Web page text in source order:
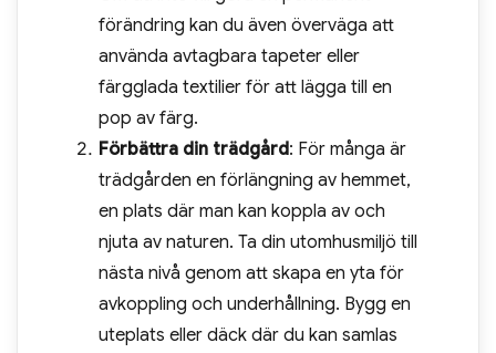
förändring kan du även överväga att
använda avtagbara tapeter eller
färgglada textilier för att lägga till en
pop av färg.
Förbättra din trädgård: För många är
trädgården en förlängning av hemmet,
en plats där man kan koppla av och
njuta av naturen. Ta din utomhusmiljö till
nästa nivå genom att skapa en yta för
avkoppling och underhållning. Bygg en
uteplats eller däck där du kan samlas